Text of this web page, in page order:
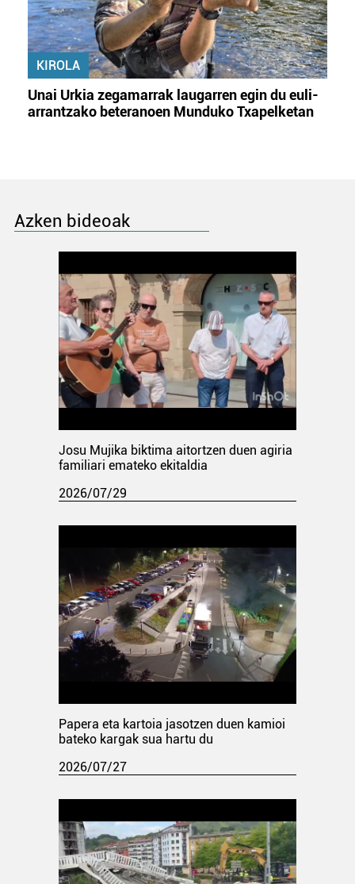
KIROLA
Unai Urkia zegamarrak laugarren egin du euli-
arrantzako beteranoen Munduko Txapelketan
Azken bideoak
Josu Mujika biktima aitortzen duen agiria
familiari emateko ekitaldia
2026/07/29
Papera eta kartoia jasotzen duen kamioi
bateko kargak sua hartu du
2026/07/27